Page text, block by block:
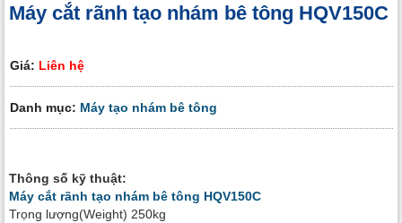
Máy cắt rãnh tạo nhám bê tông HQV150C
Giá: Liên hệ
Danh mục: Máy tạo nhám bê tông
Thông số kỹ thuật:
Máy cắt rãnh tạo nhám bê tông HQV150C
Trọng lượng(Weight) 250kg